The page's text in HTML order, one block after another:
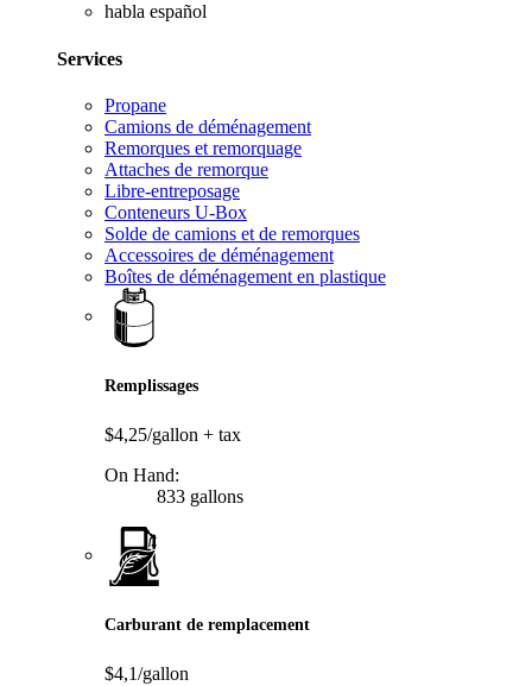
habla español
Services
Propane
Camions de déménagement
Remorques et remorquage
Attaches de remorque
Libre-entreposage
Conteneurs U-Box
Solde de camions et de remorques
Accessoires de déménagement
Boîtes de déménagement en plastique
Remplissages
$4,25/gallon + tax
On Hand:
833 gallons
Carburant de remplacement
$4,1/gallon